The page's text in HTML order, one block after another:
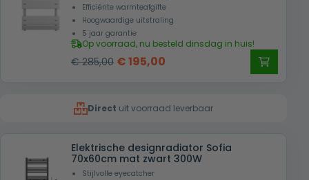
Efficiënte warmteafgifte
Hoogwaardige uitstraling
5 jaar garantie
Op voorraad, nu besteld dinsdag in huis!
€285,00 Oorspronkelijke
€ 285,00.
€195,00
€ 195,00.
Direct uit voorraad leverbaar
Elektrische designradiator Sofia
70x60cm mat zwart 300W
Stijlvolle eyecatcher